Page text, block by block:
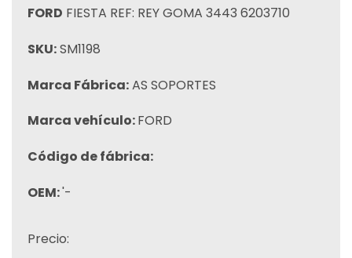
FORD FIESTA REF: REY GOMA 3443 6203710
SKU:SM1198
Marca Fábrica:AS SOPORTES
Marca vehículo:FORD
Código de fábrica:
OEM:'-
Precio: